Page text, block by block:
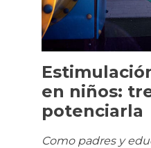
en niños:
potenciarla
Como padres y